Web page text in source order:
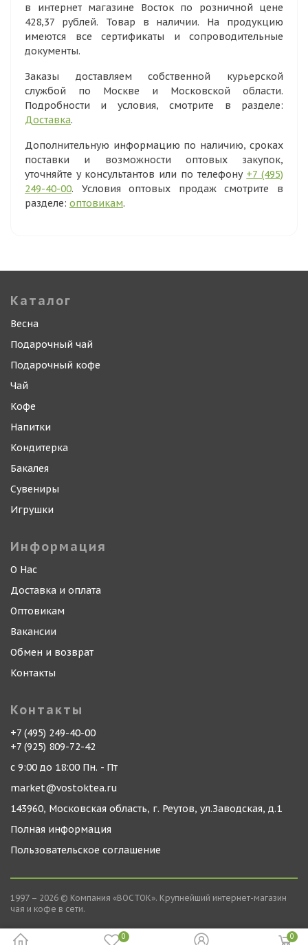
0 0
в интернет магазине Восток по розничной цене
428,37 рублей. Товар в наличии. На продукцию
имеются все сертификаты и сопроводительные
документы.
Заказы доставляем собственной курьерской
службой по Москве и Московской области.
Подробности и условия, смотрите в разделе:
Доставка.
Дополнительную информацию по наличию, сроках
поставки и возможности оптовых закупок,
уточняйте у консультантов или по телефону +7 (495)
249-40-00. Условия оптовых продаж смотрите в
разделе: оптовикам.
Каталог
Весна
Подарочный чай
Подарочный кофе
Чай
Кофе
Напитки
Кондитерка
Бакалея
Сувениры
Игрушки
Информация
О Нас
Доставка и оплата
Оптовикам
Вакансии
Обмен и возврат
Контакты
Контакты
+7 (495) 249-40-00
+7 (925) 809-72-42
с 9:00 до 18:00 Пн. - Пт
market@vostoktea.ru
143960, Московская область, г. Реутов, ул.Заводская, д.1
Полная информация
Пользовательское соглашение
1997 – 2026 © Компания «ВОСТОК». Крупнейший интернет-магазин
чая и кофе в сети.